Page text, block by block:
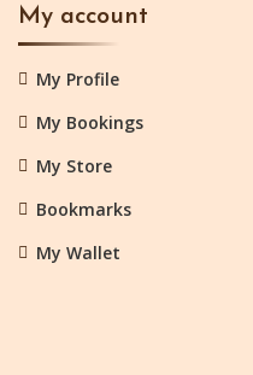
My account
My Profile
My Bookings
My Store
Bookmarks
My Wallet